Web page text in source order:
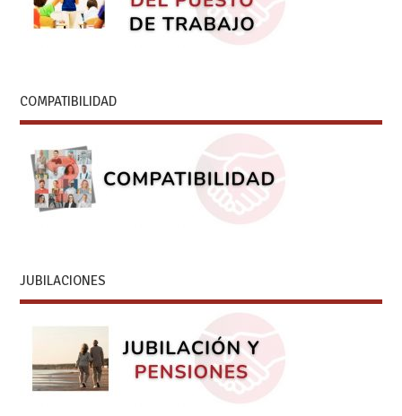
COMPATIBILIDAD
JUBILACIONES